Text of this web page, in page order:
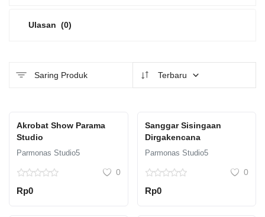
Ulasan (0)
Saring Produk Terbaru
Akrobat Show Parama
Studio
Parmonas Studio5
0
Rp0
Sanggar Sisingaan
Dirgakencana
Parmonas Studio5
0
Rp0